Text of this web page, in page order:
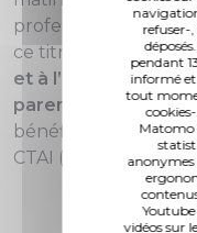
refuser-,
pendant
informé et
tout
Matomo
vidéos sur
professionnels et
ce titre,
des
et à l’impact du
parentale
ont été
bénéficiaires,
CTAI (voir encadré